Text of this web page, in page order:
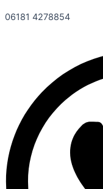
06181 4278854